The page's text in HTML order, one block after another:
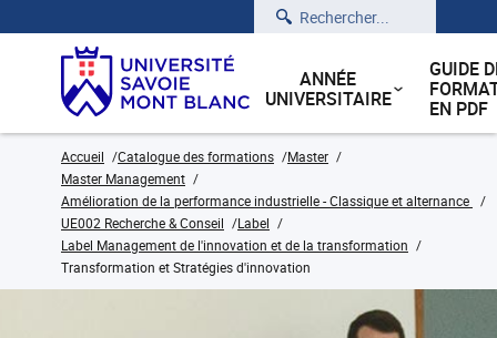
Rechercher
ANNÉE
UNIVERSITAIRE
GUIDE
EN PDF
Accueil Catalogue des formations
Master
Master Management
Amélioration de la performance industrielle - Classique et alternance
UE002 Recherche & Conseil
Label
Label Management de l'innovation et de la transformation
Transformation et Stratégies d'innovation